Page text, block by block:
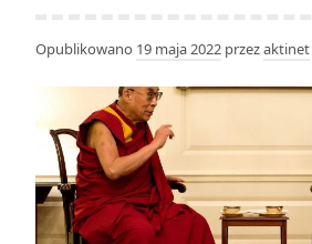
Opublikowano 19 maja 2022 przezaktinet